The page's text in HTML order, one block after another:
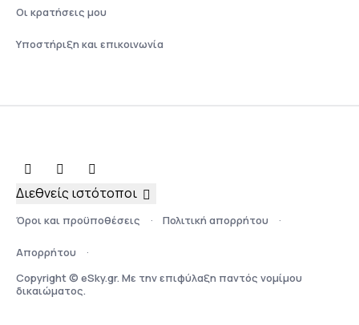
Οι κρατήσεις μου
Υποστήριξη και επικοινωνία
Όροι και προϋποθέσεις Πολιτική απορρήτου
Απορρήτου
Copyright © eSky.gr. Με την επιφύλαξη παντός νομίμου
δικαιώματος.
Διεθνείς ιστότοποι